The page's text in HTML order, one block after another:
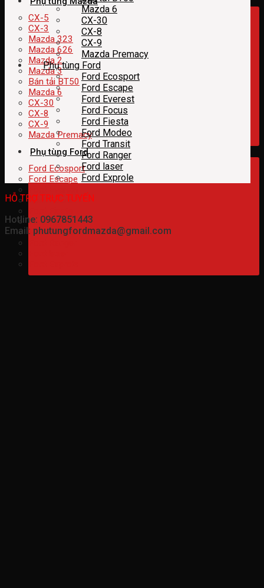
CX-5
CX-3
Mazda 323
Mazda 626
Mazda 2
Mazda 3
Bán tải BT50
Mazda 6
CX-30
CX-8
CX-9
Mazda Premacy
Phụ tùng Ford
Ford Ecosport
Ford Escape
Ford Focus
Ford Modeo
Ford Transit
Mazda 6
CX-30
CX-8
CX-9
Mazda Premacy
Phụ tùng Ford
Ford Ecosport
Ford Escape
Ford Everest
Ford Focus
Ford Fiesta
Ford Modeo
Ford Transit
Ford Ranger
Ford laser
Ford Exprole
HỖ TRỢ TRỰC TUYẾN
Hotline: 0967851443
Email: phutungfordmazda@gmail.com